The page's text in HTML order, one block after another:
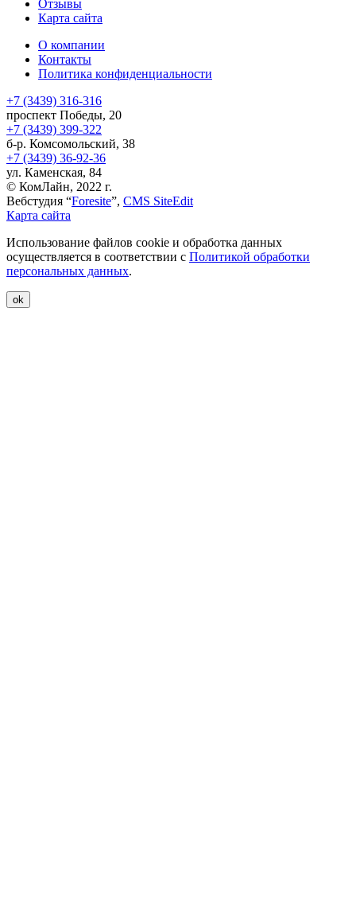
Отзывы
Карта сайта
О компании
Контакты
Политика конфиденциальности
+7 (3439) 316-316
проспект Победы, 20
+7 (3439) 399-322
б-р. Комсомольский, 38
+7 (3439) 36-92-36
ул. Каменская, 84
© КомЛайн, 2022 г.
Вебстудия “Foresite”, CMS SiteEdit
Карта сайта
Использование файлов cookie и обработка данных
осуществляется в соответствии с Политикой обработки
персональных данных.
ok